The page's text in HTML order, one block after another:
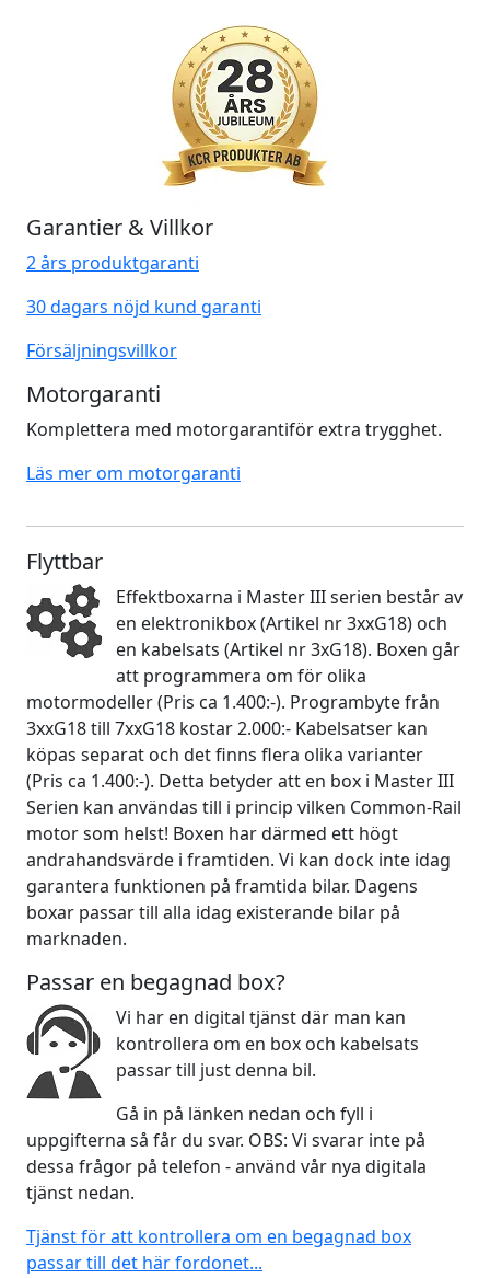
Garantier & Villkor
2 års produktgaranti
30 dagars nöjd kund garanti
Försäljningsvillkor
Motorgaranti
Komplettera med motorgarantiför extra trygghet.
Läs mer om motorgaranti
Flyttbar
Effektboxarna i Master III serien består av
en elektronikbox (Artikel nr 3xxG18) och
en kabelsats (Artikel nr 3xG18). Boxen går
att programmera om för olika
motormodeller (Pris ca 1.400:-). Programbyte från
3xxG18 till 7xxG18 kostar 2.000:- Kabelsatser kan
köpas separat och det finns flera olika varianter
(Pris ca 1.400:-). Detta betyder att en box i Master III
Serien kan användas till i princip vilken Common-Rail
motor som helst! Boxen har därmed ett högt
andrahandsvärde i framtiden. Vi kan dock inte idag
garantera funktionen på framtida bilar. Dagens
boxar passar till alla idag existerande bilar på
marknaden.
Passar en begagnad box?
Vi har en digital tjänst där man kan
kontrollera om en box och kabelsats
passar till just denna bil.
Gå in på länken nedan och fyll i
uppgifterna så får du svar. OBS: Vi svarar inte på
dessa frågor på telefon - använd vår nya digitala
tjänst nedan.
Tjänst för att kontrollera om en begagnad box
passar till det här fordonet...